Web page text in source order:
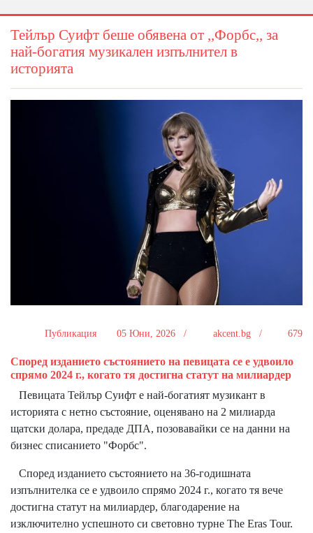
Тейлър Суифт беше обявена от ,,Форбс,, за
най-богатия музикален изпълнител в
историята
Публикация 05 Юни, 2026 / akcent.bg / 679
Според изданието състоянието на певицата се е удвоило
спрямо 2024 г., когато тя достигна статут на милиардер
Певицата Тейлър Суифт е най-богатият музикант в
историята с нетно състояние, оценявано на 2 милиарда
щатски долара, предаде ДПА, позовавайки се на данни на
бизнес списанието "Форбс".
Според изданието състоянието на 36-годишната
изпълнителка се е удвоило спрямо 2024 г., когато тя вече
достигна статут на милиардер, благодарение на
изключително успешното си световно турне The Eras Tour.